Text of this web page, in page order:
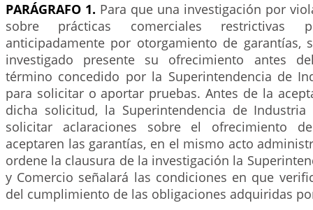
PARÁGRAFO 1. Para que una investigación por
sobre prácticas comerciales restrictivas
anticipadamente por otorgamiento de garantías,
investigado presente su ofrecimiento antes
término concedido por la Superintendencia de
para solicitar o aportar pruebas. Antes de la
dicha solicitud, la Superintendencia de
solicitar aclaraciones sobre el ofrecimiento
aceptaren las garantías, en el mismo acto
ordene la clausura de la investigación la
y Comercio señalará las condiciones en que
del cumplimiento de las obligaciones adquiridas